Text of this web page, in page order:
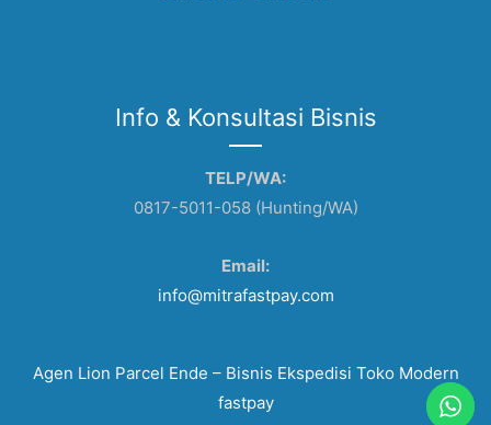
Info & Konsultasi Bisnis
TELP/WA:
0817-5011-058 (Hunting/WA)
Email:
info@mitrafastpay.com
Agen Lion Parcel Ende – Bisnis Ekspedisi Toko Modern
fastpay